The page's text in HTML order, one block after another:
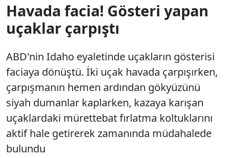
Havada facia! Gösteri yapan
uçaklar çarpıştı
ABD'nin Idaho eyaletinde uçakların gösterisi
faciaya dönüştü. İki uçak havada çarpışırken,
çarpışmanın hemen ardından gökyüzünü
siyah dumanlar kaplarken, kazaya karışan
uçaklardaki mürettebat fırlatma koltuklarını
aktif hale getirerek zamanında müdahalede
bulundu